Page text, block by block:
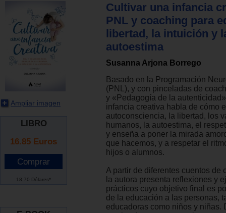
Ampliar imagen
LIBRO
16.85 Euros
18.70 Dólares*
Cultivar una infancia
PNL y coaching para
libertad, la intuición y
autoestima
Susanna Arjona Borrego
Basado en la Programación
(PNL), y con pinceladas de
y «Pedagogía de la
infancia creativa habla de cómo
autoconsciencia, la libertad, los
humanos, la autoestima, el
y enseña a poner la mirada
que hacemos, y a respetar el
hijos o alumnos.
A partir de diferentes cuentos de
la autora presenta reflexiones y
prácticos cuyo objetivo final es
de la educación a las personas,
educadoras como niños y niñas.